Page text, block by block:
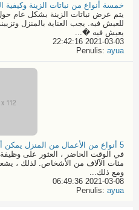
خمسة أنواع من نباتات الزينة وكيفية
يتم عرض نباتات الزينة بشكل عام
للعيش فيه. يجب العناية بالمنزل
يعيش فيه �...
2021-03-03 22:42:16
Penulis: ayua
5 أنواع من الأعمال من المنزل يمكن أن تزيد من دخلك
في الوقت الحاضر ، العثور على
مئات الآلاف من الأشخاص. لذلك ،
ومع ذلك...
2021-03-08 06:49:36
Penulis: ayua